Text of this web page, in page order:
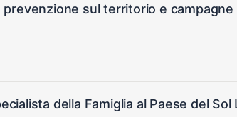
prevenzione sul territorio e campagne
della Famiglia al Paese del